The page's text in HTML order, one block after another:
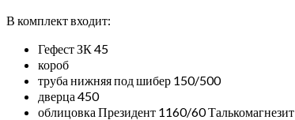
В комплект входит:
Гефест ЗК 45
короб
труба нижняя под шибер 150/500
дверца 450
облицовка Президент 1160/60 Талькомагнезит